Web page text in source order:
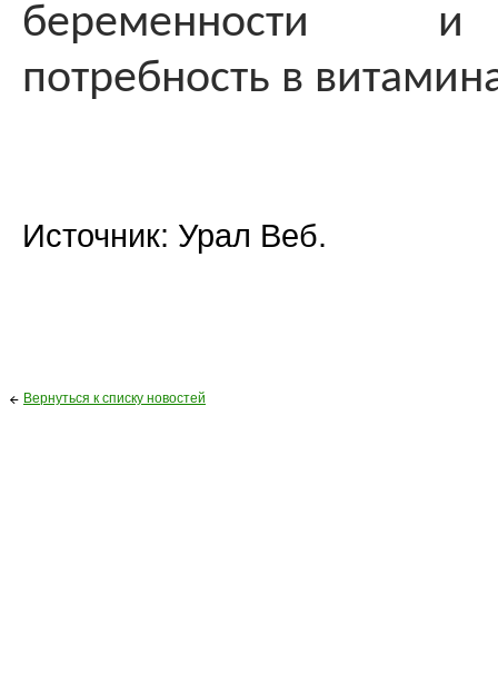
беременности
потребность в
Источник: Урал Веб.
Вернуться к списку новостей